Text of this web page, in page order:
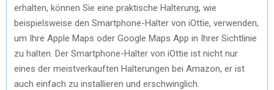
erhalten, können Sie eine praktische Halterung, wie
beispielsweise den Smartphone-Halter von iOttie, verwenden,
um Ihre Apple Maps oder Google Maps App in Ihrer Sichtlinie
zu halten. Der Smartphone-Halter von iOttie ist nicht nur
eines der meistverkauften Halterungen bei Amazon, er ist
auch einfach zu installieren und erschwinglich.